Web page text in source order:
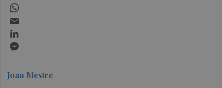
Joan Mestre